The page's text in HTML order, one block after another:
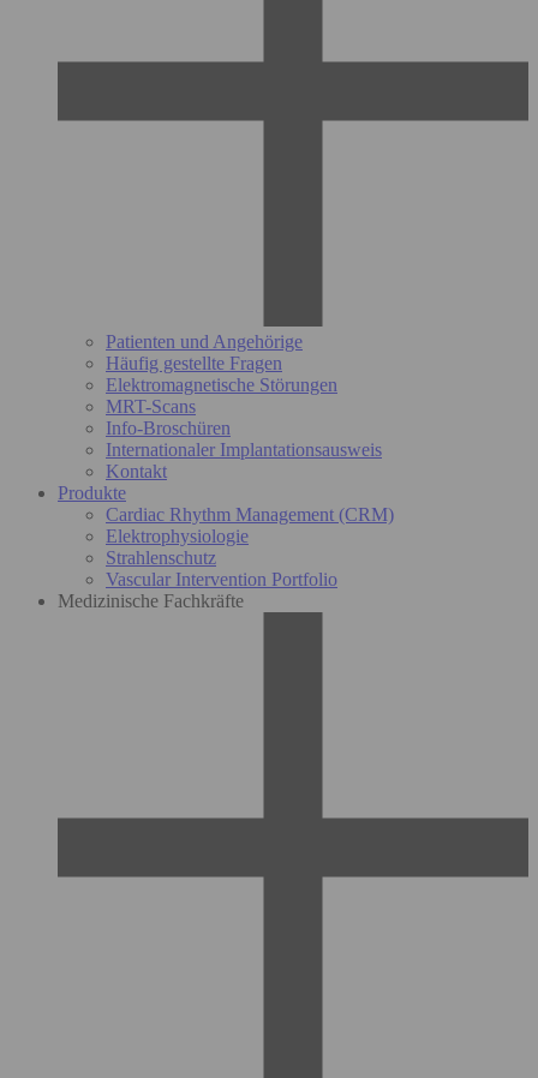
Patienten und Angehörige
Häufig gestellte Fragen
Elektromagnetische Störungen
MRT-Scans
Info-Broschüren
Internationaler Implantationsausweis
Kontakt
Produkte
Cardiac Rhythm Management (CRM)
Elektrophysiologie
Strahlenschutz
Vascular Intervention Portfolio
Medizinische Fachkräfte